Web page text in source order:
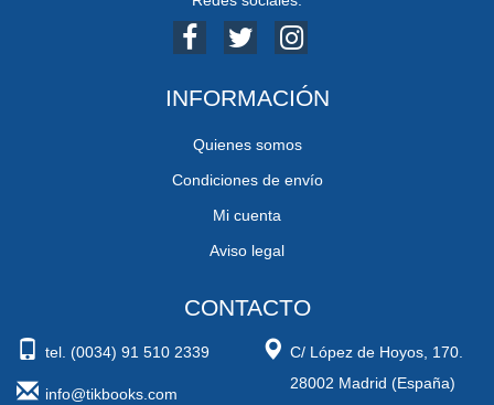
INFORMACIÓN
Quienes somos
Condiciones de envío
Mi cuenta
Aviso legal
CONTACTO
tel. (0034) 91 510 2339
info@tikbooks.com
C/ López de Hoyos, 170.
28002 Madrid (España)